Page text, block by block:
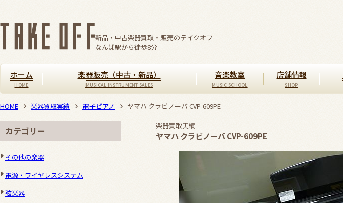
新品・中古楽器買取・販売のテイクオフ
なんば駅から徒歩8分
ホーム 楽器販売（中古・新品） 音楽教室 店舗情報
HOME 楽器買取実績 電子ピアノ ヤマハ クラビノーバ CVP-609PE
楽器買取実績
ヤマハ クラビノーバ CVP-609PE
カテゴリー
その他の楽器
電源・ワイヤレスシステム
弦楽器